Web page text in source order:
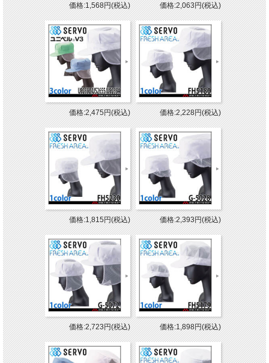
価格:1,568円(税込) 価格:2,063円(税込)
価格:2,475円(税込) 価格:2,228円(税込)
価格:1,815円(税込) 価格:2,393円(税込)
価格:2,723円(税込) 価格:1,898円(税込)